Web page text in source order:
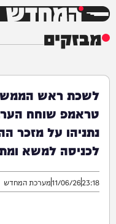
המחדש
מבזקים
לשכת ראש
טראמפ שוחח
נתניהו על מזכר
לכניסה למשא
23:18
11/06/26מערכת המחדש